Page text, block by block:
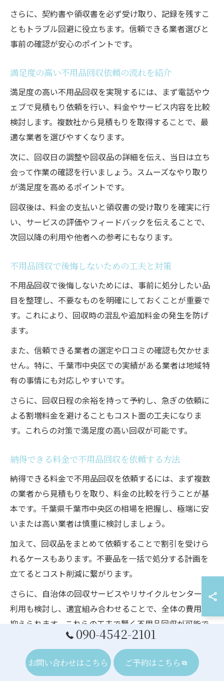
さらに、契約書や領収書を必ず受け取り、記録を残すこ
ともトラブル回避に役立ちます。信頼できる業者選びと
事前の確認が安心のポイントです。
満足度の高い不用品回収依頼の流れを紹介
満足度の高い不用品回収を実現するには、まず電話やウ
ェブで見積もり依頼を行い、料金やサービス内容を比較
検討します。複数社から見積もりを取得することで、最
適な業者を選びやすくなります。
次に、回収日の調整や回収品の詳細を伝え、当日は立ち
会って作業の確認を行いましょう。スムーズなやり取り
が満足度を高めるポイントです。
回収後は、料金の支払いと領収書の受け取りを確実に行
い、サービスの評価やフィードバックを伝えることで、
次回以降の利用や他者への参考にもなります。
不用品回収で後悔しないための工夫と対策
不用品回収で後悔しないためには、事前に処分したい品
目を整理し、不要なものを明確にしておくことが重要で
す。これにより、回収時の混乱や追加料金の発生を防げ
ます。
また、信頼できる業者の選定や口コミの確認も欠かせま
せん。特に、千葉市中央区での実績がある業者は地域特
有の事情にも対応しやすいです。
さらに、回収日程の余裕を持って予約し、急ぎの依頼に
よる割増料金を避けることもコスト面の工夫になりま
す。これらの対策で満足度の高い回収が可能です。
納得できる料金で不用品回収を依頼する方法
納得できる料金で不用品回収を依頼するには、まず複数
の業者から見積もりを取り、料金の比較を行うことが基
本です。千葉県千葉市中央区の相場を把握し、極端に安
いまたは高い業者は慎重に検討しましょう。
加えて、回収品をまとめて依頼することで割引を受けら
れるケースもあります。不要品を一括で処分する計画を
立てるとコスト削減に繋がります。
さらに、自治体の回収サービスやリサイクルセンターの
利用も検討し、適宜組み合わせることで、全体の費用を
抑えられます。これらの工夫で賢く不用品回収が可能で
090-4542-2101
お問い合わせはこちら ご予約はこちら